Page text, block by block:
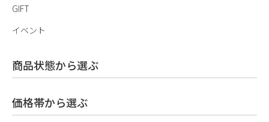
GIFT
イベント
商品状態から選ぶ
価格帯から選ぶ